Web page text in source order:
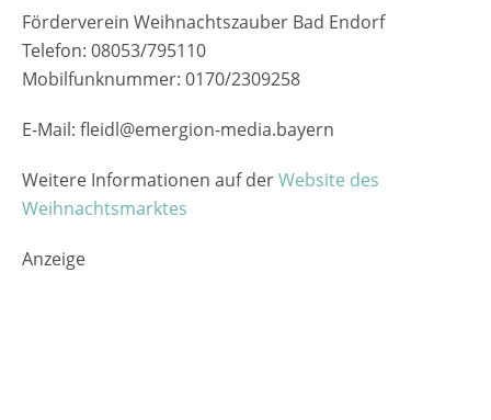
Förderverein Weihnachtszauber Bad Endorf
Telefon: 08053/795110
Mobilfunknummer: 0170/2309258
E-Mail: fleidl@emergion-media.bayern
Weitere Informationen auf derWebsite des
Weihnachtsmarktes
Anzeige